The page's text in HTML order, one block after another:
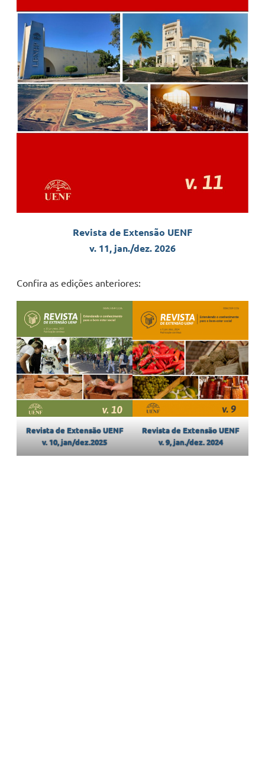
Revista de Extensão UENF
v. 11, jan./dez. 2026
Confira as edições anteriores:
Revista de Extensão UENF
v. 10, jan/dez.2025
Revista de Extensão UENF
v. 9, jan./dez. 2024